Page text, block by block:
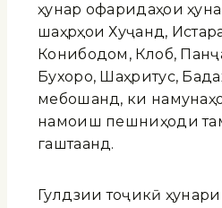
ҳунар офаридаҳои
шаҳрҳои Хуҷанд,
Конибодом, Кӯлоб,
Бухоро, Шаҳритус,
мебошанд, ки
намоиш пешниҳоди
гаштаанд.
Гулдӯзии тоҷикӣ